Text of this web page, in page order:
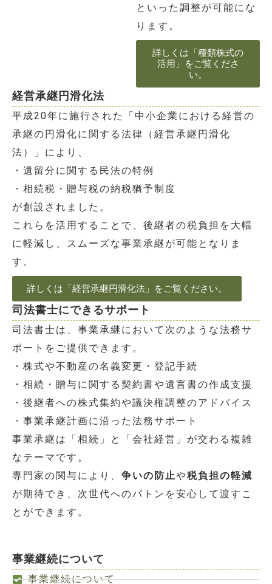
といった調整が可能にな
ります。
詳しくは「種類株式の
活用」をご覧くださ
い。
経営承継円滑化法
平成20年に施行された「中小企業における経営の
承継の円滑化に関する法律（経営承継円滑化
法）」により、
・遺留分に関する民法の特例
・相続税・贈与税の納税猶予制度
が創設されました。
これらを活用することで、後継者の税負担を大幅
に軽減し、スムーズな事業承継が可能となりま
す。
詳しくは「経営承継円滑化法」をご覧ください。
司法書士にできるサポート
司法書士は、事業承継において次のような法務サ
ポートをご提供できます。
・株式や不動産の名義変更・登記手続
・相続・贈与に関する契約書や遺言書の作成支援
・後継者への株式集約や議決権調整のアドバイス
・事業承継計画に沿った法務サポート
事業承継は「相続」と「会社経営」が交わる複雑
なテーマです。
専門家の関与により、 争いの防止や税負担の軽減
が期待でき、次世代へのバトンを安心して渡すこ
とができます。
事業継続について
事業継続について